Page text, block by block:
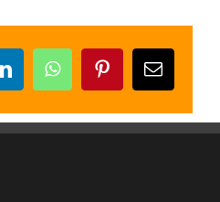
LinkedInWhatsAppPinterestEmail